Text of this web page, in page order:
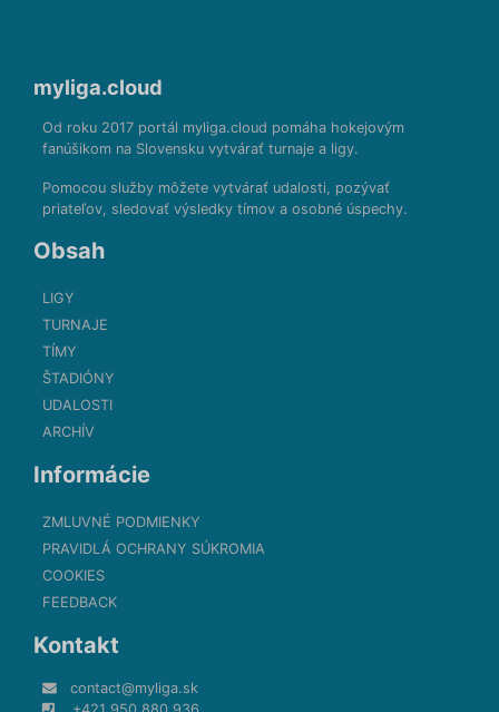
myliga.cloud
Od roku 2017 portál myliga.cloud pomáha hokejovým
fanúšikom na Slovensku vytvárať turnaje a ligy.
Pomocou služby môžete vytvárať udalosti, pozývať
priateľov, sledovať výsledky tímov a osobné úspechy.
Obsah
LIGY
TURNAJE
TÍMY
ŠTADIÓNY
UDALOSTI
ARCHÍV
Informácie
ZMLUVNÉ PODMIENKY
PRAVIDLÁ OCHRANY SÚKROMIA
COOKIES
FEEDBACK
Kontakt
contact@myliga.sk